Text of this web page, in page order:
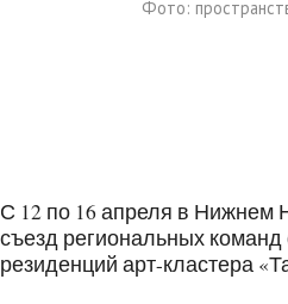
Фото:
С 12 по 16 апреля в Нижнем
съезд региональных
резиденций арт-кластера